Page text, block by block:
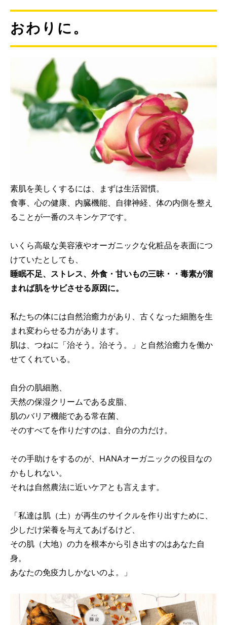
おわりに。
素肌を美しくするには、まずは生活習慣。
食事、心の健康、内臓機能、自律神経、体の内側を整え
ることが一番のスキンケアです。
いくら高級な美容液やオーガニックな化粧品を表面につ
けていたとしても、
睡眠不足、ストレス、外食・甘いもの三昧・・毒素が溜
まれば肌をサビさせる原因に。
私たちの体には自然治癒力があり、古くなった細胞を生
まれ変わらせる力があります。
肌は、つねに「治そう。治そう。」と自然治癒力を働か
せてくれている。
自分の肌細胞、
天然の保湿クリームである皮脂、
肌のバリア機能である常在菌、
そのすべてを作りだすのは、自分の力だけ。
その手助けをするのが、HANAオーガニックの役目なの
かもしれない。
それは自然農法に近いケアとも言えます。
「私達は肌（土）が再生のサイクルを作り出すために、
少しだけ栄養を与えてあげるけど、
その肌（大地）の力を根本から引き出すのはあなた自
身。
あなたの免疫力しかないのよ。」